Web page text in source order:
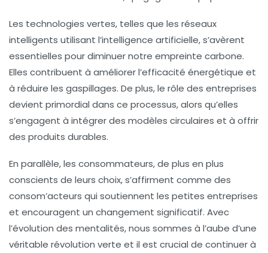
Les technologies vertes, telles que les réseaux
intelligents utilisant l’intelligence artificielle, s’avèrent
essentielles pour diminuer notre empreinte carbone.
Elles contribuent à améliorer l’efficacité énergétique et
à réduire les gaspillages. De plus, le rôle des entreprises
devient primordial dans ce processus, alors qu’elles
s’engagent à intégrer des modèles circulaires et à offrir
des produits durables.
En parallèle, les consommateurs, de plus en plus
conscients de leurs choix, s’affirment comme des
consom’acteurs qui soutiennent les petites entreprises
et encouragent un changement significatif. Avec
l’évolution des mentalités, nous sommes à l’aube d’une
véritable révolution verte et il est crucial de continuer à